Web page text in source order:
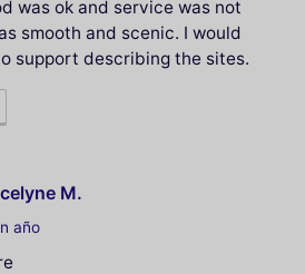
was ok and service was not
smooth and scenic. I would
support describing the sites.
M.
año